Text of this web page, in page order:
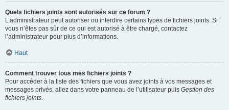
Quels fichiers joints sont autorisés sur ce forum ?
L’administrateur peut autoriser ou interdire certains types de fichiers joints. Si
vous n’êtes pas sûr de ce qui est autorisé à être chargé, contactez
l’administrateur pour plus d’informations.
Haut
Comment trouver tous mes fichiers joints ?
Pour accéder à la liste des fichiers que vous avez joints à vos messages et
messages privés, allez dans votre panneau de l’utilisateur puis Gestion des
fichiers joints.